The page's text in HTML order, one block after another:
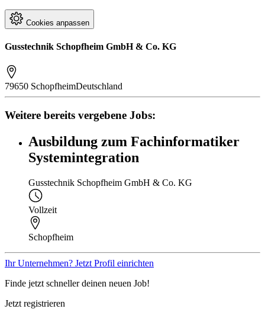
Cookies anpassen
Gusstechnik Schopfheim GmbH & Co. KG
79650 SchopfheimDeutschland
Weitere bereits vergebene Jobs:
Ausbildung zum Fachinformatiker
Systemintegration
Gusstechnik Schopfheim GmbH & Co. KG
Vollzeit
Schopfheim
Ihr Unternehmen? Jetzt Profil einrichten
Finde jetzt schneller deinen neuen Job!
Jetzt registrieren